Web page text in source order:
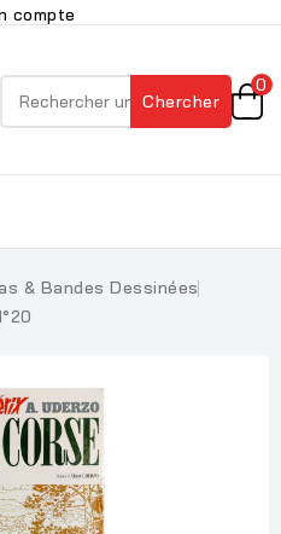
compte
Chercher
0
& Bandes Dessinées